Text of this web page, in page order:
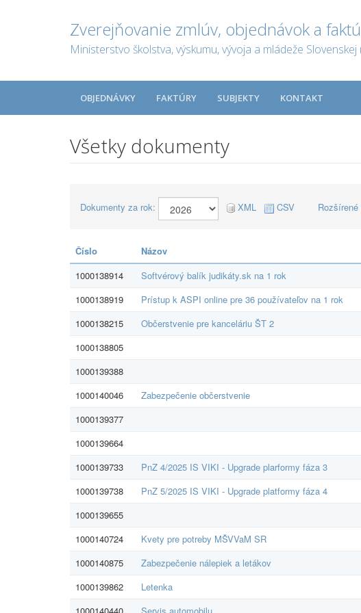
Zverejňovanie zmlúv, objednávok a
Ministerstvo školstva, výskumu, vývoja a mládeže Slovenskej
OBJEDNÁVKY FAKTÚRY SUBJEKTY KONTAKT
Všetky dokumenty
Dokumenty za rok: XML CSV
Číslo Názov
1000138914
Softvérový balík judikáty.sk na 1 rok
1000138919
Prístup k ASPI online pre 36 používateľov na 1 rok
1000138215
Občerstvenie pre kanceláriu ŠT 2
1000138805
1000139388
1000140046
Zabezpečenie občerstvenie
1000139377
1000139664
1000139733
PnZ 4/2025 IS VIKI - Upgrade plarformy fáza 3
1000139738
PnZ 5/2025 IS VIKI - Upgrade platformy fáza 4
1000139655
1000140724
Kvety pre potreby MŠVVaM SR
1000140875
Zabezpečenie nálepiek a letákov
1000139862
Letenka
1000140440
Servis automobilu